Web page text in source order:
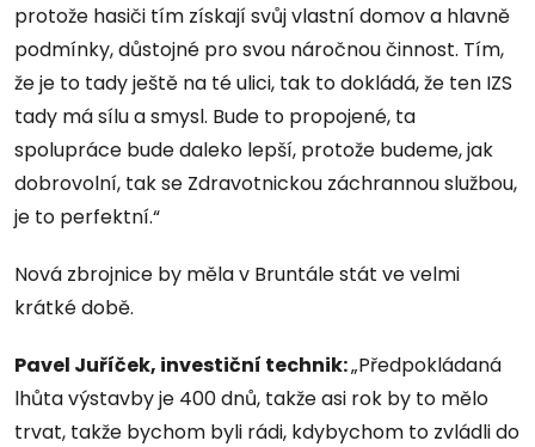
protože hasiči tím získají svůj vlastní domov a hlavně
podmínky, důstojné pro svou náročnou činnost. Tím,
že je to tady ještě na té ulici, tak to dokládá, že ten IZS
tady má sílu a smysl. Bude to propojené, ta
spolupráce bude daleko lepší, protože budeme, jak
dobrovolní, tak se Zdravotnickou záchrannou službou,
je to perfektní.“
Nová zbrojnice by měla v Bruntále stát ve velmi
krátké době.
Pavel Juříček, investiční technik:„Předpokládaná
lhůta výstavby je 400 dnů, takže asi rok by to mělo
trvat, takže bychom byli rádi, kdybychom to zvládli do